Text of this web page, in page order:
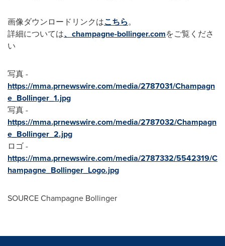
画像ダウンロードリンクはこちら。
詳細については、champagne-bollinger.comをご覧くださ
い
写真 -
https://mma.prnewswire.com/media/2787031/Champagn
e_Bollinger_1.jpg
写真 -
https://mma.prnewswire.com/media/2787032/Champagn
e_Bollinger_2.jpg
ロゴ -
https://mma.prnewswire.com/media/2787332/5542319/C
hampagne_Bollinger_Logo.jpg
SOURCE Champagne Bollinger